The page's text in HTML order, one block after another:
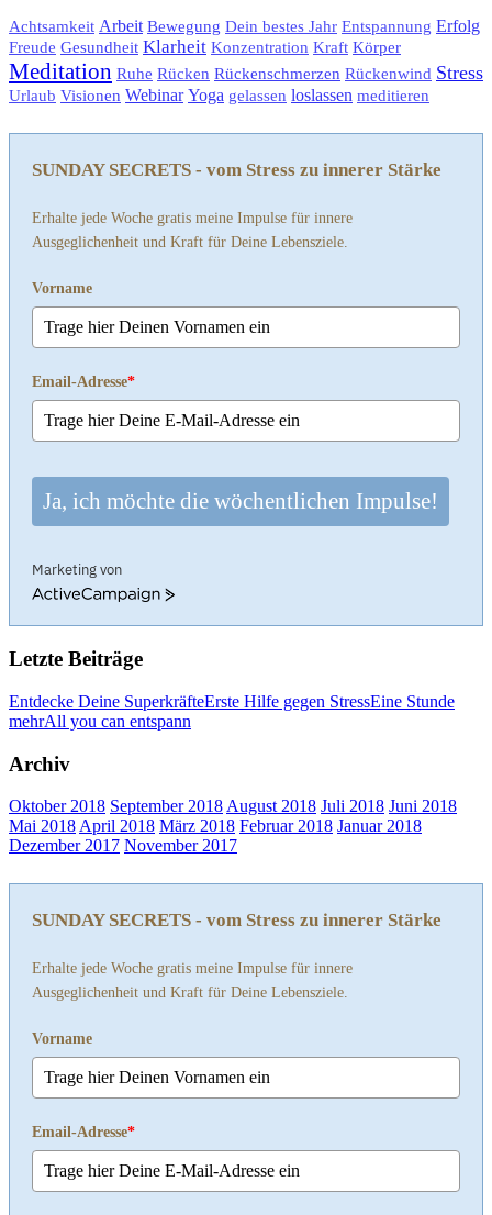
Achtsamkeit Arbeit Bewegung Dein bestes Jahr Entspannung Erfolg
Freude Gesundheit Klarheit Konzentration Kraft Körper
Meditation Ruhe Rücken Rückenschmerzen Rückenwind Stress
Urlaub Visionen Webinar Yoga gelassen loslassen meditieren
SUNDAY SECRETS - vom Stress zu innerer Stärke
Erhalte jede Woche gratis meine Impulse für innere
Ausgeglichenheit und Kraft für Deine Lebensziele.
Vorname
Email-Adresse*
Ja, ich möchte die wöchentlichen Impulse!
Marketing von
ActiveCampaign
Letzte Beiträge
Entdecke Deine SuperkräfteErste Hilfe gegen StressEine Stunde
mehrAll you can entspann
Archiv
Oktober 2018 September 2018 August 2018 Juli 2018 Juni 2018
Mai 2018 April 2018 März 2018 Februar 2018 Januar 2018
Dezember 2017 November 2017
SUNDAY SECRETS - vom Stress zu innerer Stärke
Erhalte jede Woche gratis meine Impulse für innere
Ausgeglichenheit und Kraft für Deine Lebensziele.
Vorname
Email-Adresse*